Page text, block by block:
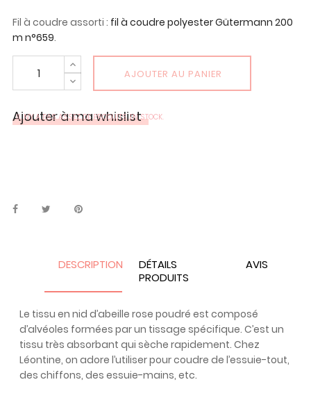
Fil à coudre assorti : fil à coudre polyester Gütermann 200
m n°659.
AJOUTER AU PANIER
Ajouter à ma whislist
IL N'Y A PAS ASSEZ DE PRODUITS EN STOCK.
DESCRIPTION
DÉTAILS
PRODUITS
AVIS
Le tissu en nid d’abeille rose poudré est composé
d’alvéoles formées par un tissage spécifique. C’est un
tissu très absorbant qui sèche rapidement. Chez
Léontine, on adore l’utiliser pour coudre de l’essuie-tout,
des chiffons, des essuie-mains, etc.